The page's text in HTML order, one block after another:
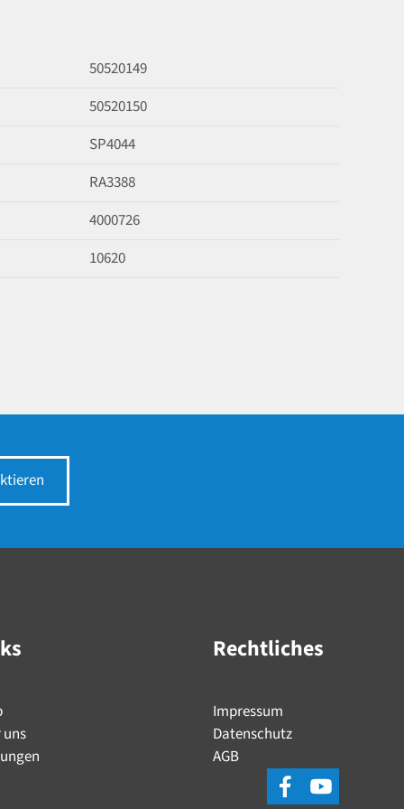
50520149
50520150
SP4044
RA3388
4000726
10620
uns
Rechtliches
Impressum
Datenschutz
AGB